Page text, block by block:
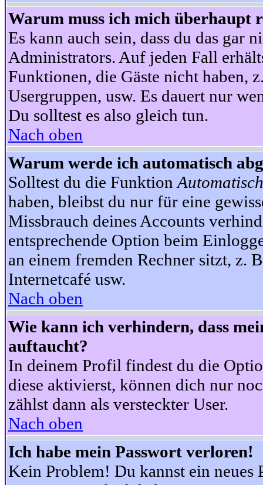
Warum muss ich mich überhaupt
Es kann auch sein, dass du das gar
Administrators. Auf jeden Fall
Funktionen, die Gäste nicht haben,
Usergruppen, usw. Es dauert nur
Du solltest es also gleich tun.
Nach oben
Warum werde ich automatisch
Solltest du die Funktion
haben, bleibst du nur für eine
Missbrauch deines Accounts
entsprechende Option beim
an einem fremden Rechner sitzt, z.
Internetcafé usw.
Nach oben
Wie kann ich verhindern, dass
auftaucht?
In deinem Profil findest du die
diese aktivierst, können dich nur
zählst dann als versteckter User.
Nach oben
Ich habe mein Passwort verloren!
Kein Problem! Du kannst ein neues